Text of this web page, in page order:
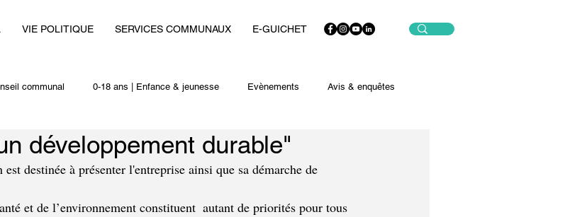
VIE POLITIQUE SERVICES COMMUNAUX E-GUICHET
communal 0-18 ans | Enfance & jeunesse Evènements Avis & enquêtes
actualités
développement durable"
destinée à présenter l'entreprise ainsi que sa démarche de
et de l’environnement constituent  autant de priorités pour tous